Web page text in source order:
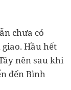
chưa có
Hầu hết
nên sau khi
đến Bình